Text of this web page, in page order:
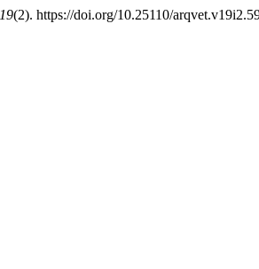
19(2). https://doi.org/10.25110/